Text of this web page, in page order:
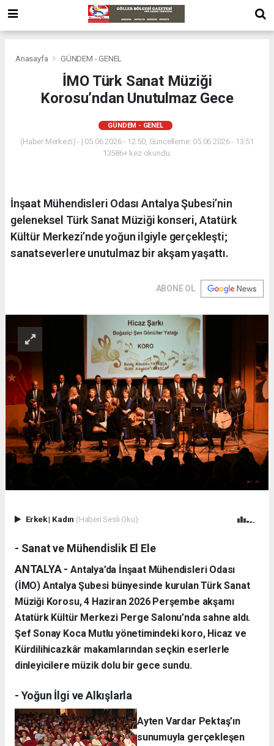
Anasayfa GÜNDEM - GENEL
İMO Türk Sanat Müziği
Korosu’ndan Unutulmaz Gece
GÜNDEM - GENEL
(Haber Merkezi) - | 05.06.2026 - 12:50, Güncelleme: 05.06.2026 - 13:51
13586+ kez okundu.
İnşaat Mühendisleri Odası Antalya Şubesi’nin
geleneksel Türk Sanat Müziği konseri, Atatürk
Kültür Merkezi’nde yoğun ilgiyle gerçekleşti;
sanatseverlere unutulmaz bir akşam yaşattı.
ABONE OL
Erkek| Kadın (Haberi Sesli Oku)
- Sanat ve Mühendislik El Ele
ANTALYA -Antalya’da İnşaat Mühendisleri Odası
(İMO) Antalya Şubesi bünyesinde kurulan Türk Sanat
Müziği Korosu, 4 Haziran 2026 Perşembe akşamı
Atatürk Kültür Merkezi Perge Salonu’nda sahne aldı.
Şef Sonay Koca Mutlu yönetimindeki koro, Hicaz ve
Kürdilihicazkâr makamlarından seçkin eserlerle
dinleyicilere müzik dolu bir gece sundu.
- Yoğun İlgi ve Alkışlarla
Ayten Vardar Pektaş’ın
sunumuyla gerçekleşen